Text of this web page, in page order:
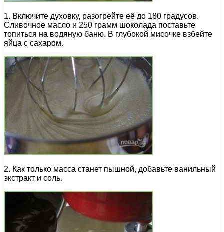
1. Включите духовку, разогрейте её до 180 градусов.
Сливочное масло и 250 грамм шоколада поставьте
топиться на водяную баню. В глубокой мисочке взбейте
яйца с сахаром.
2. Как только масса станет пышной, добавьте ванильный
экстракт и соль.